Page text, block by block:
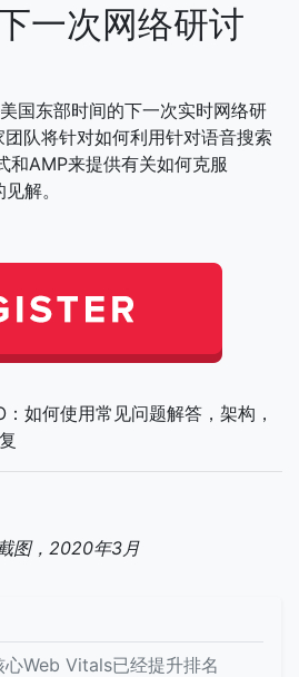
一次网络研讨
国东部时间的下一次实时网络研
队将针对如何利用针对语音搜索
和AMP来提供有关如何克服
解。
图，2020年3月
Web Vitals已经提升排名